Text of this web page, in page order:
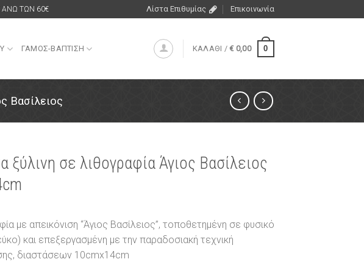
ΑΝΩ ΤΩΝ 60€ Λίστα Επιθυμίας Επικοινωνία
ΓΑΜΟΣ-ΒΑΠΤΙΣΗ ΚΑΛΑΘΙ /€ 0,00 0
Βασίλειος
ξύλινη σε λιθογραφία Άγιος Βασίλειος
με απεικόνιση “Άγιος Βασίλειος”, τοποθετημένη σε φυσικό
και επεξεργασμένη με την παραδοσιακή τεχνική
διαστάσεων 10cmx14cm